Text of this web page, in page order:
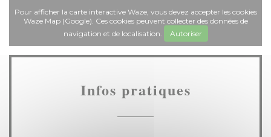
Pour afficher la carte interactive Waze, vous devez accepter les cookies
Waze Map (Google). Ces cookies peuvent collecter des données de
navigation et de localisation.
Autoriser
Infos pratiques